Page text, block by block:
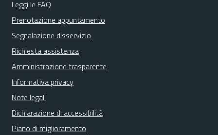
Leggi le FAQ
Prenotazione appuntamento
Segnalazione disservizio
Richiesta assistenza
Amministrazione trasparente
Informativa privacy
Note legali
Dichiarazione di accessibilità
Piano di miglioramento